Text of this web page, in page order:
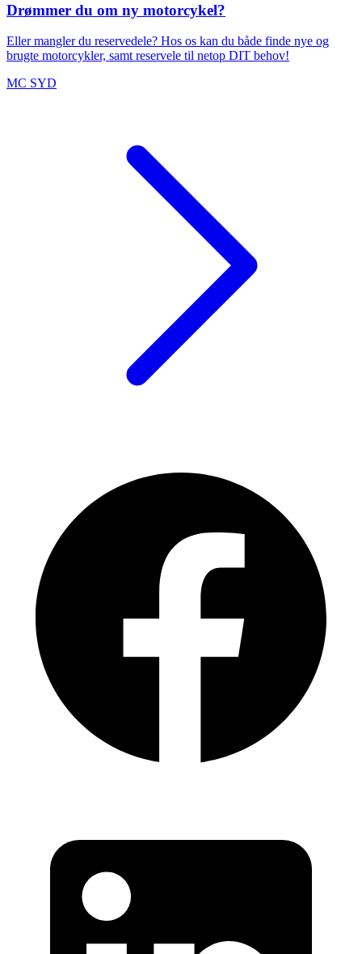
Drømmer du om ny motorcykel?
Eller mangler du reservedele? Hos os kan du både finde nye og
brugte motorcykler, samt reservele til netop DIT behov!
MC SYD